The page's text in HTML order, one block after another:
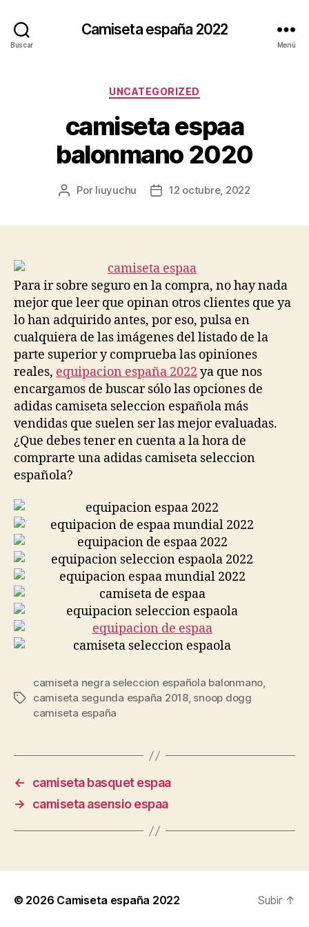
Buscar
Camiseta españa 2022
Menú
Categorías
UNCATEGORIZED
camiseta espaa
balonmano 2020
Autor
Por liuyuchu
Fecha12 octubre, 2022
Para ir sobre seguro en la compra, no hay nada
mejor que leer que opinan otros clientes que ya
lo han adquirido antes, por eso, pulsa en
cualquiera de las imágenes del listado de la
parte superior y comprueba las opiniones
reales, equipacion españa 2022 ya que nos
encargamos de buscar sólo las opciones de
adidas camiseta seleccion española más
vendidas que suelen ser las mejor evaluadas.
¿Que debes tener en cuenta a la hora de
comprarte una adidas camiseta seleccion
española?
Etiquetas
camiseta negra seleccion española balonmano,
camiseta segunda españa 2018, snoop dogg
camiseta españa
←
camiseta basquet espaa
→
camiseta asensio espaa
© 2026 Camiseta españa 2022 Subir ↑